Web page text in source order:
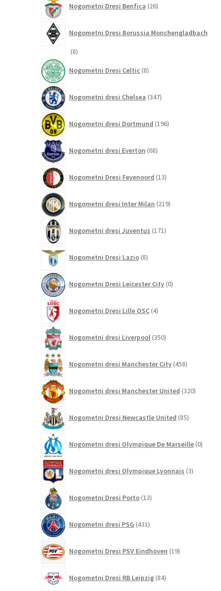
Nogometni Dresi Benfica 26izdelkov
Nogometni Dresi Borussia Monchengladbach
88
Nogometni Dresi Celtic 8izdelkov
Nogometni dresi Chelsea 347izdelkov
Nogometni dresi Dortmund 196izdelkov
Nogometni dresi Everton 68izdelkov
Nogometni Dresi Feyenoord 13izdelkov
Nogometni dresi Inter Milan 219izdelkov
Nogometni dresi Juventus 171izdelkov
Nogometni Dresi Lazio 8izdelkov
Nogometni Dresi Leicester City 0izdelkov
Nogometni Dresi Lille OSC 4izdelki
Nogometni dresi Liverpool 350izdelkov
Nogometni dresi Manchester City 458izdelkov
Nogometni dresi Manchester United 320izdelkov
Nogometni Dresi Newcastle United 85izdelkov
Nogometni dresi Olympique De Marseille 0
Nogometni dresi Olympique Lyonnais 3izdelki
Nogometni Dresi Porto 13izdelkov
Nogometni dresi PSG 431izdelkov
Nogometni Dresi PSV Eindhoven 19izdelkov
Nogometni Dresi RB Leipzig 84izdelkov